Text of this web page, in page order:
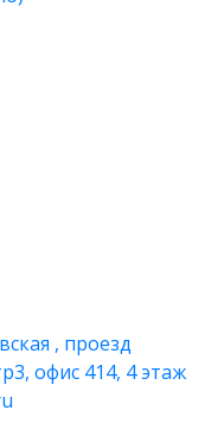
, проезд
офис 414, 4 этаж